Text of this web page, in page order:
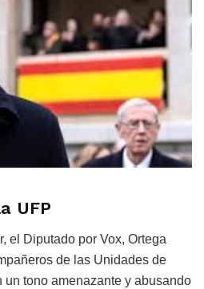
UFP
el Diputado por Vox, Ortega
de las Unidades de
un tono amenazante y abusando